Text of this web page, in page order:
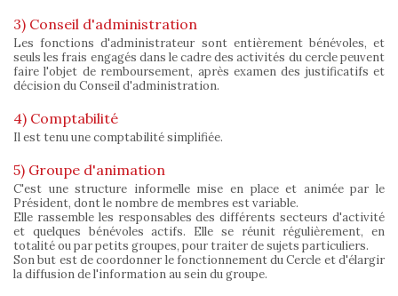
3) Conseil d'administration
Les fonctions d'administrateur sont entièrement bénévoles, et
seuls les frais engagés dans le cadre des activités du cercle peuvent
faire l'objet de remboursement, après examen des justificatifs et
décision du Conseil d'administration.
4) Comptabilité
Il est tenu une comptabilité simplifiée.
5) Groupe d'animation
C'est une structure informelle mise en place et animée par le
Président, dont le nombre de membres est variable.
Elle rassemble les responsables des différents secteurs d'activité
et quelques bénévoles actifs. Elle se réunit régulièrement, en
totalité ou par petits groupes, pour traiter de sujets particuliers.
Son but est de coordonner le fonctionnement du Cercle et d'élargir
la diffusion de l'information au sein du groupe.